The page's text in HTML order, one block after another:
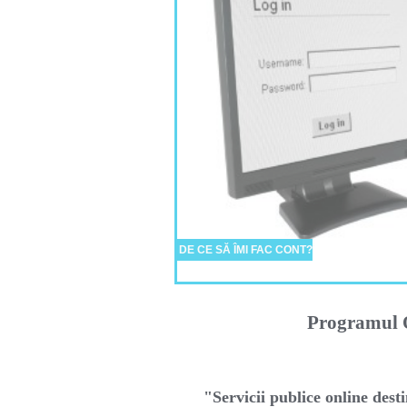
DE CE SĂ ÎMI FAC CONT?
Programul
"Servicii publice online